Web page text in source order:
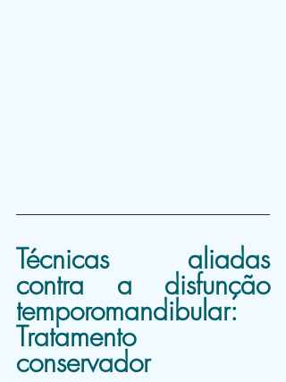
Técnicas aliadas
contra a disfunção
temporomandibular:
Tratamento
conservador